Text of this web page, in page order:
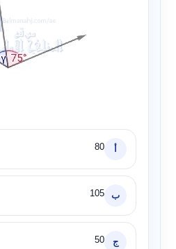
80
ب 105
ج 50